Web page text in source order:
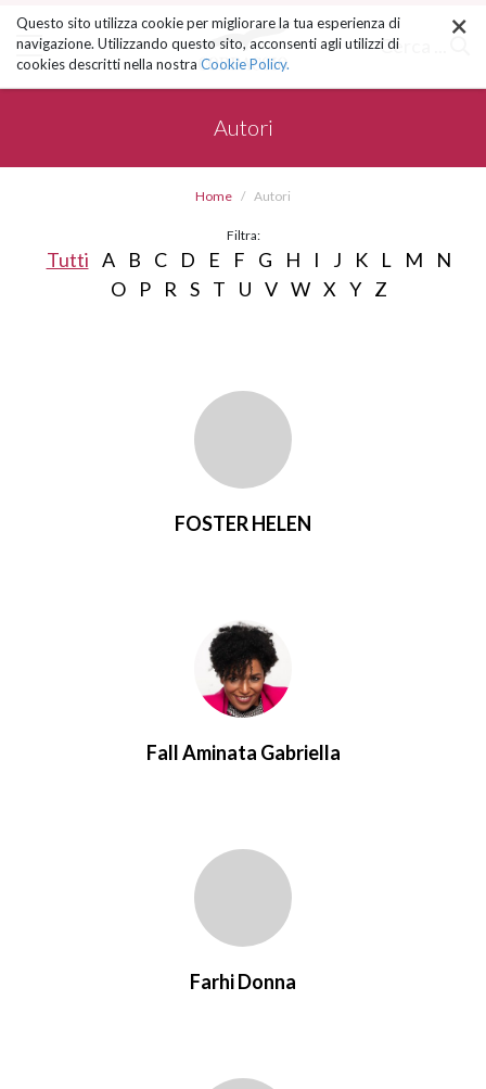
ai
contenuti.
|
Salta
Cerca ... ×
Questo sito utilizza cookie per migliorare la tua esperienza di
navigazione. Utilizzando questo sito, acconsenti agli utilizzi di
cookies descritti nella nostra Cookie Policy.
Autori
Home Autori
Filtra:
Tutti A B C D E F G H I J K L M
N
O
P R S T U V W X Y Z
FOSTER HELEN
Fall Aminata Gabriella
Farhi Donna